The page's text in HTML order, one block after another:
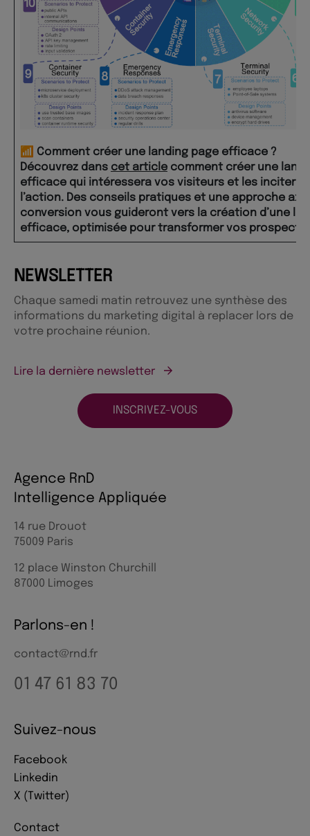
📶 Comment créer une landing page efficace ?
Découvrez dans cet article comment créer une
efficace qui intéressera vos visiteurs et les incitera
l’action. Des conseils pratiques et une approche
conversion vous guideront vers la création d’une
efficace, optimisée pour transformer vos prospects
NEWSLETTER
Chaque samedi matin retrouvez une synthèse des
informations du marketing digital à replacer lors de
votre prochaine réunion.
Lire la dernière newsletter
INSCRIVEZ-VOUS
Agence RnD
Intelligence Appliquée
14 rue Drouot
75009 Paris
12 place Winston Churchill
87000 Limoges
Parlons-en !
contact@rnd.fr
01 47 61 83 70
Suivez-nous
Facebook
Linkedin
X (Twitter)
Contact